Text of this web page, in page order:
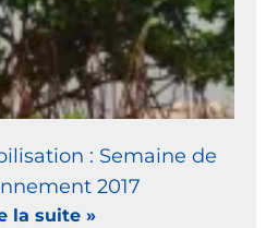
: Semaine de
2017
la suite »